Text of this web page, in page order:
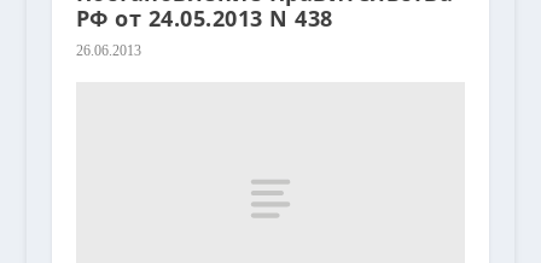
РФ от 24.05.2013 N 438
26.06.2013